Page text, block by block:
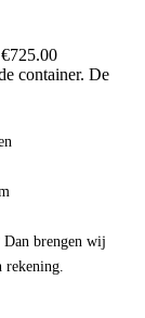
container. De
brengen wij